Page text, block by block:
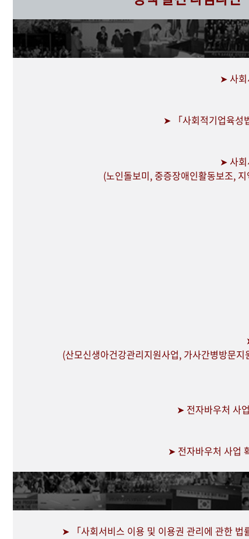
➤ 사회
➤ 「사회적기업육성
➤ 사회
(노인돌보미, 중증장애인활동보조,
(산모신생아건강관리지원사업, 가사간병방문지
➤ 전자바우처 사
➤ 전자바우처 사업
➤ 「사회서비스 이용 및 이용권 관리에 관한 법